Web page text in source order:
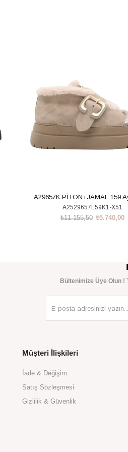
A29657K PİTON+JAMAL 159
A2529657L59K1-X51
₺5.740,00
₺11.155,50
Bültenimize Üye Olun !
Müşteri İlişkileri
İade & Değişim
Satış Sözleşmesi
Gizlilik & Güvenlik